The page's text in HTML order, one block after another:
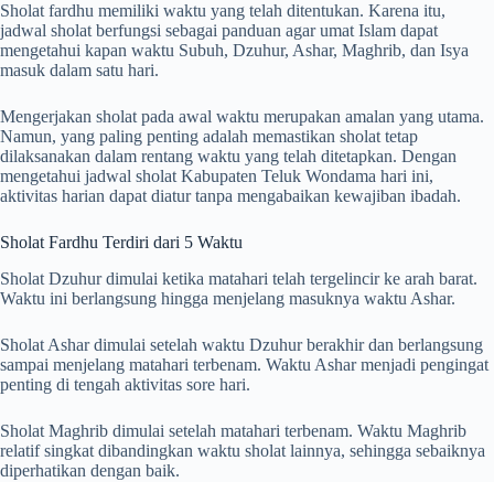
Sholat fardhu memiliki waktu yang telah ditentukan. Karena itu,
jadwal sholat berfungsi sebagai panduan agar umat Islam dapat
mengetahui kapan waktu Subuh, Dzuhur, Ashar, Maghrib, dan Isya
masuk dalam satu hari.
Mengerjakan sholat pada awal waktu merupakan amalan yang utama.
Namun, yang paling penting adalah memastikan sholat tetap
dilaksanakan dalam rentang waktu yang telah ditetapkan. Dengan
mengetahui jadwal sholat Kabupaten Teluk Wondama hari ini,
aktivitas harian dapat diatur tanpa mengabaikan kewajiban ibadah.
Sholat Fardhu Terdiri dari 5 Waktu
Sholat Dzuhur dimulai ketika matahari telah tergelincir ke arah barat.
Waktu ini berlangsung hingga menjelang masuknya waktu Ashar.
Sholat Ashar dimulai setelah waktu Dzuhur berakhir dan berlangsung
sampai menjelang matahari terbenam. Waktu Ashar menjadi pengingat
penting di tengah aktivitas sore hari.
Sholat Maghrib dimulai setelah matahari terbenam. Waktu Maghrib
relatif singkat dibandingkan waktu sholat lainnya, sehingga sebaiknya
diperhatikan dengan baik.